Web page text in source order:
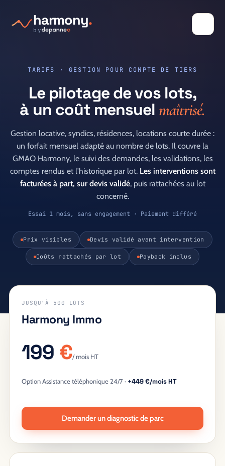
harmony.
by
TARIFS · GESTION POUR COMPTE DE TIERS
Le pilotage de vos lots,
à un coût mensuel maîtrisé.
Gestion locative, syndics, résidences, locations courte durée :
un forfait mensuel adapté au nombre de lots. Il couvre la
GMAO Harmony, le suivi des demandes, les validations, les
comptes rendus et l'historique par lot. Les interventions sont
facturées à part, sur devis validé, puis rattachées au lot
concerné.
Essai 1 mois, sans engagement · Paiement différé
Prix visibles Devis validé avant intervention
Coûts rattachés par lot Payback inclus
JUSQU'À 500 LOTS
Harmony Immo
199 €/ mois HT
Option Assistance téléphonique 24/7 · +449 €/mois HT
Demander un diagnostic de parc